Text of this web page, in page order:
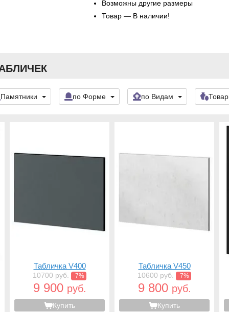
Возможны другие размеры
Товар — В наличии!
Памятники по Форме по Видам
Табличка V400
10700 руб. -7%
9 900 руб.
Купить
Табличка V450
10600 руб. -7%
9 800 руб.
Купить